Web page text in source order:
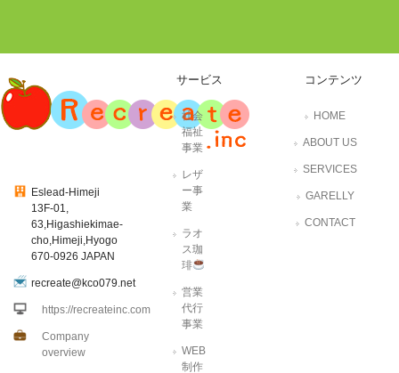
Eslead-Himeji
13F-01,
63,Higashiekimae-
cho,Himeji,Hyogo
670-0926 JAPAN
recreate@kco079.net
https://recreateinc.com
Company
overview
サービス
社会
福祉
事業
レザ
ー事
業
ラオ
ス珈
琲
営業
代行
事業
WEB
制作
コンテンツ
HOME
ABOUT US
SERVICES
GARELLY
CONTACT